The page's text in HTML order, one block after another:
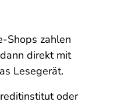
Shops zahlen
direkt mit
Lesegerät.
oder